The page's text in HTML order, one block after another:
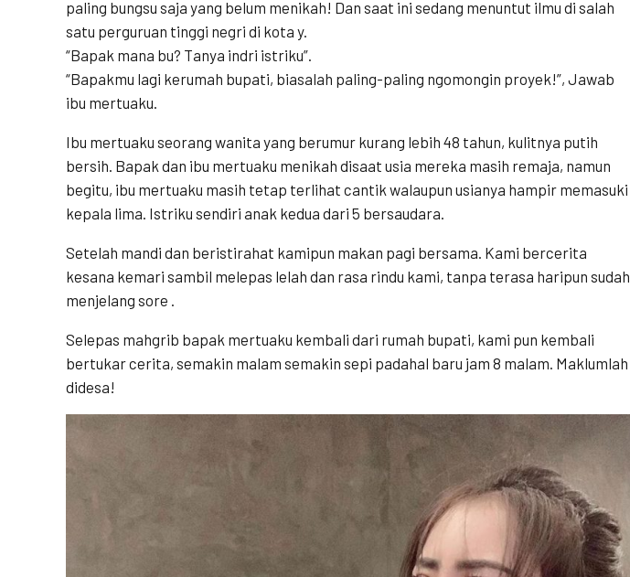
paling bungsu saja yang belum menikah! Dan saat ini sedang menuntut ilmu di salah
satu perguruan tinggi negri di kota y.
“Bapak mana bu? Tanya indri istriku”.
“Bapakmu lagi kerumah bupati, biasalah paling-paling ngomongin proyek!”, Jawab
ibu mertuaku.
Ibu mertuaku seorang wanita yang berumur kurang lebih 48 tahun, kulitnya putih
bersih. Bapak dan ibu mertuaku menikah disaat usia mereka masih remaja, namun
begitu, ibu mertuaku masih tetap terlihat cantik walaupun usianya hampir memasuki
kepala lima. Istriku sendiri anak kedua dari 5 bersaudara.
Setelah mandi dan beristirahat kamipun makan pagi bersama. Kami bercerita
kesana kemari sambil melepas lelah dan rasa rindu kami, tanpa terasa haripun sudah
menjelang sore .
Selepas mahgrib bapak mertuaku kembali dari rumah bupati, kami pun kembali
bertukar cerita, semakin malam semakin sepi padahal baru jam 8 malam. Maklumlah
didesa!